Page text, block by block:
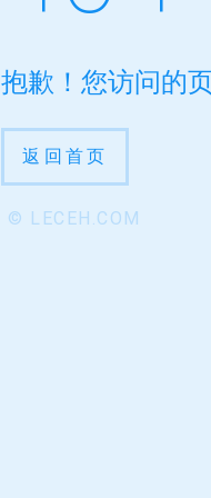
抱歉！您访问的
返回首页
© LECEH.COM